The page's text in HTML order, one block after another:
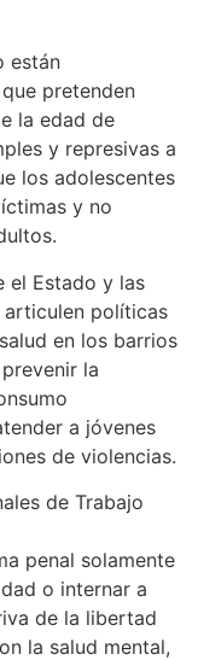
están
pretenden
la edad de
y represivas a
los adolescentes
y no
el Estado y las
articulen políticas
en los barrios
la
a jóvenes
de violencias.
de Trabajo
penal solamente
o internar a
de la libertad
la salud mental,